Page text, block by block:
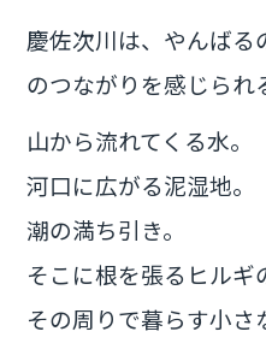
慶佐次川は、やんば
のつながりを感じられ
山から流れてくる水。
河口に広がる泥湿地。
潮の満ち引き。
そこに根を張るヒルギ
その周りで暮らす小さ